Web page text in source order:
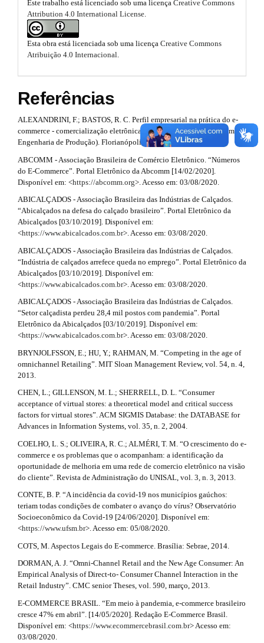
o
s
r
a
p
3
a
c
e
s
s
b
l
e
_
m
e
n
u
s
i
d
e
b
a
r
#
n
#
o
o
s
t
r
a
p
3
.
a
r
t
i
c
l
e
.
d
e
t
a
i
l
s
#
#
Este trabalho está licenciado sob uma licença Creative Commons
Attribution 4.0 International License.
Esta obra está licenciada sob uma licença Creative Commons
Atribuição 4.0 Internacional.
Referências
ALEXANDRINI, F.; BASTOS, R. C. Perfil empresarial na prática do e-
commerce - comercialização eletrônica (Dissertação de Mestrado em
Engenharia de Produção). Florianópolis: UFSC, 2000.
ABCOMM - Associação Brasileira de Comércio Eletrônico. “Números
do E-Commerce”. Portal Eletrônico da Abcomm [14/02/2020].
Disponível em: <https://abcomm.org>. Acesso em: 03/08/2020.
ABICALÇADOS - Associação Brasileira das Indústrias de Calçados.
“Abicalçados na defesa do calçado brasileiro”. Portal Eletrônico da
Abicalçados [03/10/2019]. Disponível em:
<https://www.abicalcados.com.br>. Acesso em: 03/08/2020.
ABICALÇADOS - Associação Brasileira das Indústrias de Calçados.
“Indústria de calçados arrefece queda no emprego”. Portal Eletrônico da
Abicalçados [03/10/2019]. Disponível em:
<https://www.abicalcados.com.br>. Acesso em: 03/08/2020.
ABICALÇADOS - Associação Brasileira das Indústrias de Calçados.
“Setor calçadista perdeu 28,4 mil postos com pandemia”. Portal
Eletrônico da Abicalçados [03/10/2019]. Disponível em:
<https://www.abicalcados.com.br>. Acesso em: 03/08/2020.
BRYNJOLFSSON, E.; HU, Y.; RAHMAN, M. “Competing in the age of
omnichannel Retailing”. MIT Sloan Management Review, vol. 54, n. 4,
2013.
CHEN, L.; GILLENSON, M. L.; SHERRELL, D. L. “Consumer
acceptance of virtual stores: a theoretical model and critical success
factors for virtual stores”. ACM SIGMIS Database: the DATABASE for
Advances in Information Systems, vol. 35, n. 2, 2004.
COELHO, L. S.; OLIVEIRA, R. C.; ALMÉRI, T. M. “O crescimento do e-
commerce e os problemas que o acompanham: a identificação da
oportunidade de melhoria em uma rede de comercio eletrônico na visão
do cliente”. Revista de Administração do UNISAL, vol. 3, n. 3, 2013.
CONTE, B. P. “A incidência da covid-19 nos municípios gaúchos:
teriam todas condições de combater o avanço do vírus? Observatório
Socioeconômico da Covid-19 [24/06/2020]. Disponível em:
<https://www.ufsm.br>. Acesso em: 05/08/2020.
COTS, M. Aspectos Legais do E-commerce. Brasília: Sebrae, 2014.
DORMAN, A. J. “Omni-Channel Retail and the New Age Consumer: An
Empirical Analysis of Direct-to- Consumer Channel Interaction in the
Retail Industry”. CMC senior Theses, vol. 590, março, 2013.
E-COMMERCE BRASIL. “Em meio à pandemia, e-commerce brasileiro
cresce 47% em abril”. [14/05/2020]. Redação E-Commerce Brasil.
Disponível em: <https://www.ecommercebrasil.com.br> Acesso em:
03/08/2020.